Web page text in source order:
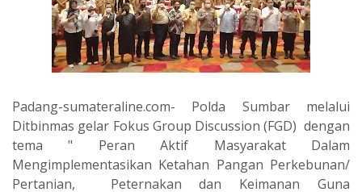
Padang-sumateraline.com- Polda Sumbar melalui
Ditbinmas gelar Fokus Group Discussion (FGD) dengan
tema " Peran Aktif Masyarakat Dalam
Mengimplementasikan Ketahan Pangan Perkebunan/
Pertanian, Peternakan dan Keimanan Guna